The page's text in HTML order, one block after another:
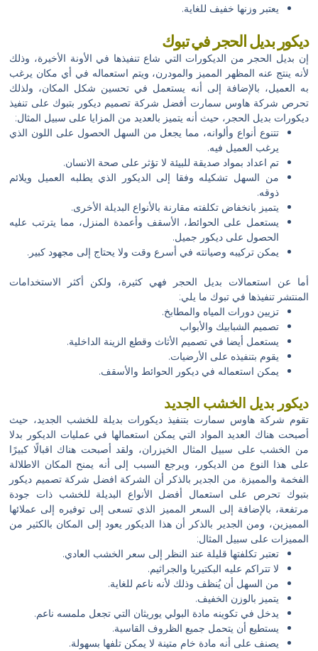
يعتبر وزنها خفيف للغاية.
ديكور بديل الحجر في تبوك
إن بديل الحجر من الديكورات التي شاع تنفيذها في الأونة الأخيرة، وذلك
لأنه ينتج عنه المظهر المميز والمودرن، ويتم استعماله في أي مكان يرغب
به العميل، بالإضافة إلى أنه يستعمل في تحسين شكل المكان، ولذلك
تحرص شركة هاوس سمارت أفضل شركة تصميم ديكور بتبوك على تنفيذ
ديكورات بديل الحجر، حيث أنه يتميز بالعديد من المزايا على سبيل المثال:
تتنوع أنواع وألوانه، مما يجعل من السهل الحصول على اللون الذي
يرغب العميل فيه.
تم اعداد بمواد صديقة للبيئة لا تؤثر على صحة الانسان.
من السهل تشكيله وفقا إلى الديكور الذي يطلبه العميل ويلائم
ذوقه.
يتميز بانخفاض تكلفته مقارنة بالأنواع البديلة الأخرى.
يستعمل على الحوائط، الأسقف وأعمدة المنزل، مما يترتب عليه
الحصول على ديكور جميل.
يمكن تركيبه وصيانته في أسرع وقت ولا يحتاج إلى مجهود كبير.
أما عن استعمالات بديل الحجر فهي كثيرة، ولكن أكثر الاستخدامات
المنتشر تنفيذها في تبوك ما يلي:
تزيين دورات المياه والمطابخ.
تصميم الشبابيك والأبواب
يستعمل أيضا في تصميم الأثاث وقطع الزينة الداخلية.
يقوم بتنفيذه على الأرضيات.
يمكن استعماله في ديكور الحوائط والأسقف.
ديكور بديل الخشب الجديد
تقوم شركة هاوس سمارت بتنفيذ ديكورات بديلة للخشب الجديد، حيث
أصبحت هناك العديد المواد التي يمكن استعمالها في عمليات الديكور بدلا
من الخشب على سبيل المثال الخيزران، ولقد أصبحت هناك اقبالًا كبيرًا
على هذا النوع من الديكور، ويرجع السبب إلى أنه يمنح المكان الاطلالة
الفخمة والمميزة. من الجدير بالذكر أن الشركة افضل شركة تصميم ديكور
بتبوك تحرص على استعمال أفضل الأنواع البديلة للخشب ذات جودة
مرتفعة، بالإضافة إلى السعر المميز الذي تسعى إلى توفيره إلى عملائها
المميزين، ومن الجدير بالذكر أن هذا الديكور يعود إلى المكان بالكثير من
المميزات على سبيل المثال:
تعتبر تكلفتها قليلة عند النظر إلى سعر الخشب العادي.
لا تتراكم عليه البكتيريا والجراثيم.
من السهل أن يُنظف وذلك لأنه ناعم للغاية.
يتميز بالوزن الخفيف.
يدخل في تكوينه مادة البولي يوريثان التي تجعل ملمسه ناعم.
يستطيع أن يتحمل جميع الظروف القاسية.
يصنف على أنه مادة خام متينة لا يمكن تلفها بسهولة.